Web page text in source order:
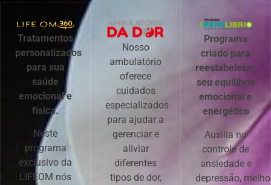
Tratamentos
personalizados
para sua
saúde
emocional e
física.
Neste
programa
exclusivo da
LIFEOM nós
Nosso
ambulatório
oferece
cuidados
especializados
para ajudar a
gerenciar e
aliviar
diferentes
tipos de dor,
Programa
criado para
reestabelecer
seu equilíbrio
emocional e
energético
Auxilia no
controle de
ansiedade e
depressão,